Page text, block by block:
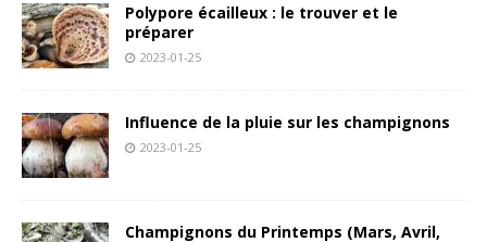
Polypore écailleux : le trouver et le
préparer
2023-01-25
Influence de la pluie sur les champignons
2023-01-25
Champignons du Printemps (Mars, Avril,